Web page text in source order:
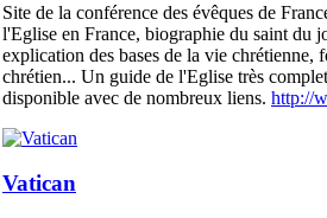
Site de la conférence des évêques de
l'Eglise en France, biographie du saint du
explication des bases de la vie chrétienne,
chrétien... Un guide de l'Eglise très
disponible avec de nombreux liens. http://
Vatican